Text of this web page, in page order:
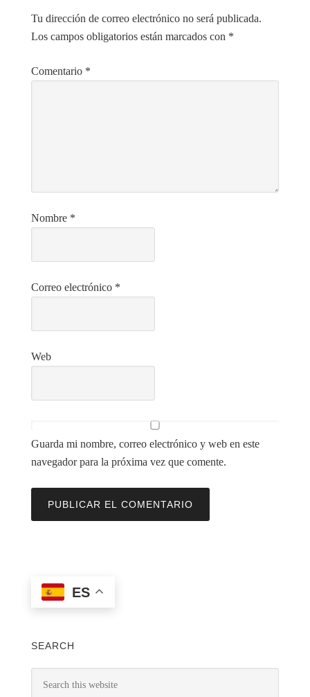
Tu dirección de correo electrónico no será publicada.
Los campos obligatorios están marcados con *
Comentario *
Nombre *
Correo electrónico *
Web
Guarda mi nombre, correo electrónico y web en este
navegador para la próxima vez que comente.
ES
SEARCH